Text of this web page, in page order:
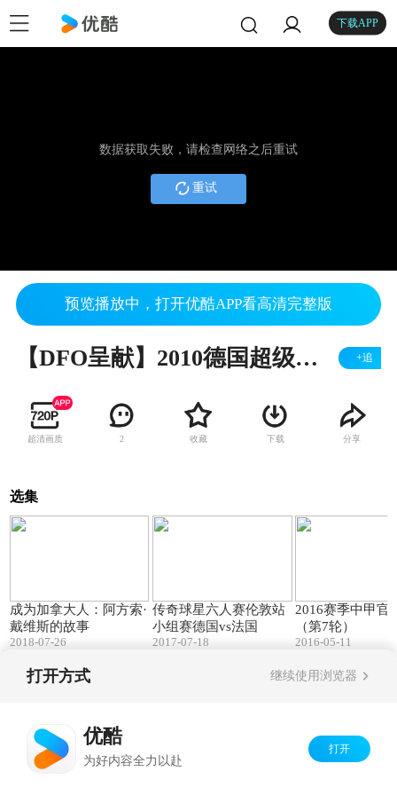
下载APP
数据获取失败，请检查网络之后重试
重试
预览播放中，打开优酷APP看高清完整版
【DFO呈献】2010德国超级杯 - 拜仁慕尼黑vs沙尔克04 +追
超清画质 2 收藏 下载 分享
选集
成为加拿大人：阿方索·
戴维斯的故事
2018-07-26
传奇球星六人赛伦敦站
小组赛德国vs法国
2017-07-18
2016赛季中甲官
（第7轮）
2016-05-11
打开方式 继续使用浏览器
优酷
为好内容全力以赴
打开